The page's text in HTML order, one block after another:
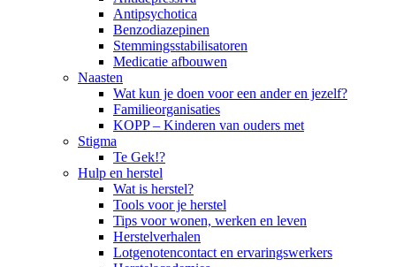
Antipsychotica
Benzodiazepinen
Stemmingsstabilisatoren
Medicatie afbouwen
Naasten
Wat kun je doen voor een ander en jezelf?
Familieorganisaties
KOPP – Kinderen van ouders met
Stigma
Te Gek!?
Hulp en herstel
Wat is herstel?
Tools voor je herstel
Tips voor wonen, werken en leven
Herstelverhalen
Lotgenotencontact en ervaringswerkers